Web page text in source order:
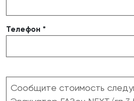
Телефон *